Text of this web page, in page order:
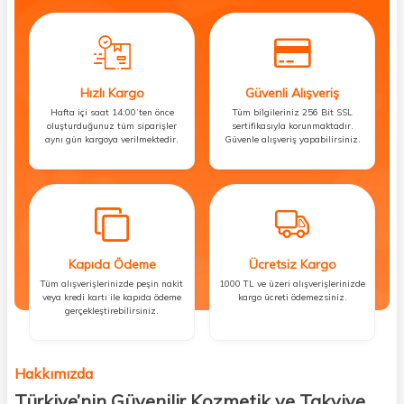
Hızlı Kargo
Hafta içi saat 14:00’ten önce
oluşturduğunuz tüm siparişler
aynı gün kargoya verilmektedir.
Güvenli Alışveriş
Tüm bilgileriniz 256 Bit SSL
sertifikasıyla korunmaktadır.
Güvenle alışveriş yapabilirsiniz.
Kapıda Ödeme
Tüm alışverişlerinizde peşin nakit
veya kredi kartı ile kapıda ödeme
gerçekleştirebilirsiniz.
Ücretsiz Kargo
1000 TL ve üzeri alışverişlerinizde
kargo ücreti ödemezsiniz.
Hakkımızda